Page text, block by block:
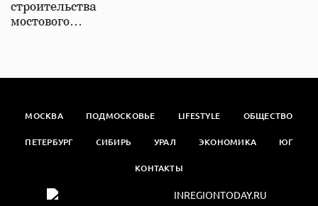
строительства
мостового…
МОСКВА ПОДМОСКОВЬЕ LIFESTYLE ОБЩЕСТВО
ПЕТЕРБУРГ СИБИРЬ УРАЛ ЭКОНОМИКА ЮГ
КОНТАКТЫ